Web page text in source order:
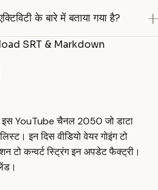
के बारे में बताया गया है?
SRT & Markdown
YouTube चैनल 2050 जो डाटा
इन दिस वीडियो वेयर गोइंग टो
टो कन्वर्ट स्ट्रिंग इन अपडेट फैक्ट्री।